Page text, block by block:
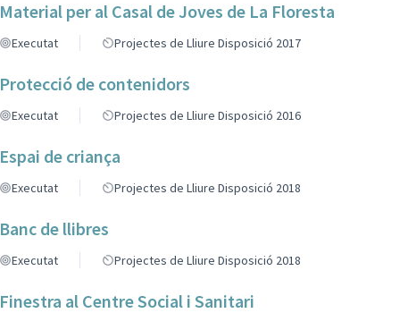
Material per al Casal de Joves de La Floresta
Executat Projectes de Lliure Disposició 2017
Protecció de contenidors
Executat Projectes de Lliure Disposició 2016
Espai de criança
Executat Projectes de Lliure Disposició 2018
Banc de llibres
Executat Projectes de Lliure Disposició 2018
Finestra al Centre Social i Sanitari